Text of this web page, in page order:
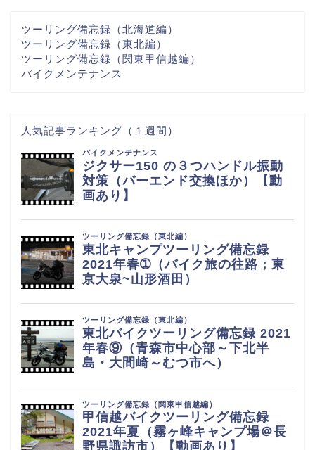
ツーリング備忘録（北海道編）
ツーリング備忘録（東北編）
ツーリング備忘録（関東甲信越編）
バイクメンテナンス
人気記事ランキング（１週間）